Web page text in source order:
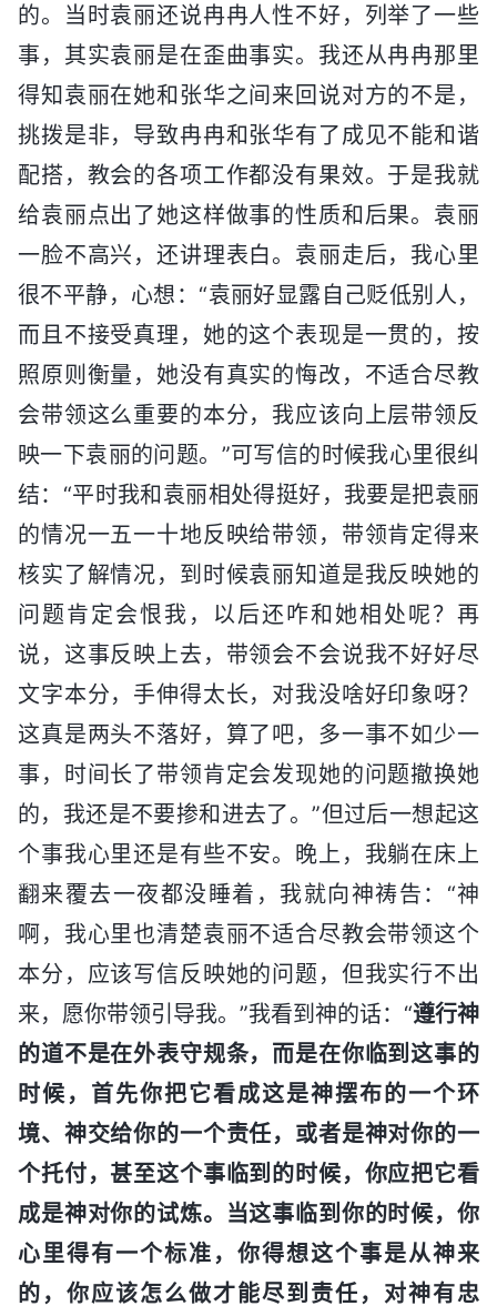
的。当时袁丽还说冉冉人性不好，列举了一些
事，其实袁丽是在歪曲事实。我还从冉冉那里
得知袁丽在她和张华之间来回说对方的不是，
挑拨是非，导致冉冉和张华有了成见不能和谐
配搭，教会的各项工作都没有果效。于是我就
给袁丽点出了她这样做事的性质和后果。袁丽
一脸不高兴，还讲理表白。袁丽走后，我心里
很不平静，心想：“袁丽好显露自己贬低别人，
而且不接受真理，她的这个表现是一贯的，按
照原则衡量，她没有真实的悔改，不适合尽教
会带领这么重要的本分，我应该向上层带领反
映一下袁丽的问题。”可写信的时候我心里很纠
结：“平时我和袁丽相处得挺好，我要是把袁丽
的情况一五一十地反映给带领，带领肯定得来
核实了解情况，到时候袁丽知道是我反映她的
问题肯定会恨我，以后还咋和她相处呢？再
说，这事反映上去，带领会不会说我不好好尽
文字本分，手伸得太长，对我没啥好印象呀？
这真是两头不落好，算了吧，多一事不如少一
事，时间长了带领肯定会发现她的问题撤换她
的，我还是不要掺和进去了。”但过后一想起这
个事我心里还是有些不安。晚上，我躺在床上
翻来覆去一夜都没睡着，我就向神祷告：“神
啊，我心里也清楚袁丽不适合尽教会带领这个
本分，应该写信反映她的问题，但我实行不出
来，愿你带领引导我。”我看到神的话：“遵行神
的道不是在外表守规条，而是在你临到这事的
时候，首先你把它看成这是神摆布的一个环
境、神交给你的一个责任，或者是神对你的一
个托付，甚至这个事临到的时候，你应把它看
成是神对你的试炼。当这事临到你的时候，你
心里得有一个标准，你得想这个事是从神来
的，你应该怎么做才能尽到责任，对神有忠